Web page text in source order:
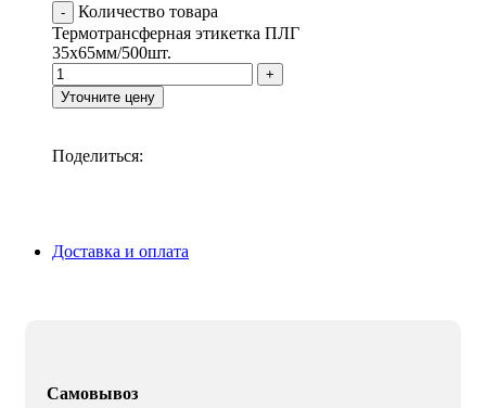
Количество товара
Термотрансферная этикетка ПЛГ
35х65мм/500шт.
Уточните цену
Поделиться:
Доставка и оплата
Самовывоз